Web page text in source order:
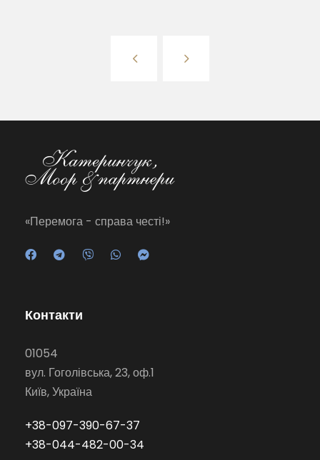
«Перемога - справа честі!»
Контакти
01054
вул. Гоголівська, 23, оф.1
Київ, Україна
+38-097-390-67-37
+38-044-482-00-34